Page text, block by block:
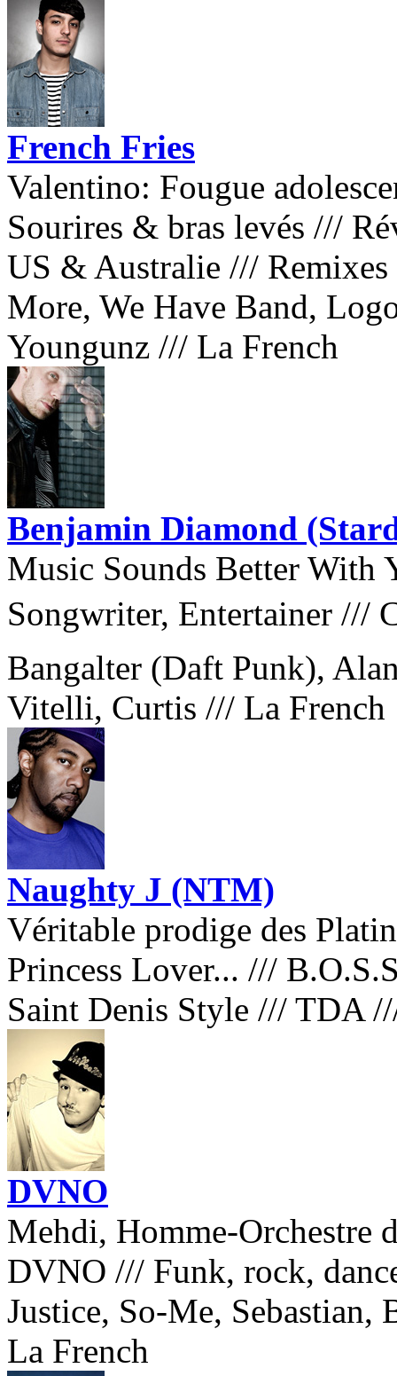
French Fries
Valentino: Fougue
Sourires & bras levés ///
US & Australie ///
More, We Have Band,
Youngunz /// La French
Benjamin Diamond
Music Sounds Better With
Songwriter, Entertainer ///
Bangalter (Daft Punk),
Vitelli, Curtis /// La French
Naughty J (NTM)
Véritable prodige des
Princess Lover... ///
Saint Denis Style /// TDA
DVNO
Mehdi, Homme-Orchestre
DVNO /// Funk, rock,
Justice, So-Me,
La French